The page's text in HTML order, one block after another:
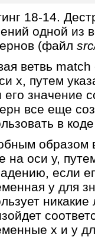
18-14.
одной из
(файл
ветвь match
x, путем
его значение
все еще
в
образом
на оси y,
если
y для
x и y